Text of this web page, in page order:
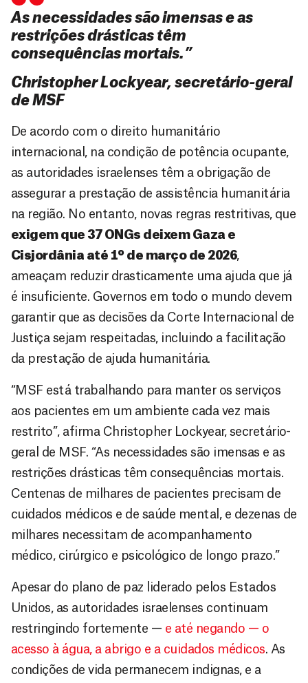
As necessidades são imensas e as
restrições drásticas têm
consequências mortais.”
Christopher Lockyear, secretário-geral
de MSF
De acordo com o direito humanitário
internacional, na condição de potência ocupante,
as autoridades israelenses têm a obrigação de
assegurar a prestação de assistência humanitária
na região. No entanto, novas regras restritivas, que
exigem que 37 ONGs deixem Gaza e
Cisjordânia até 1º de março de 2026,
ameaçam reduzir drasticamente uma ajuda que já
é insuficiente. Governos em todo o mundo devem
garantir que as decisões da Corte Internacional de
Justiça sejam respeitadas, incluindo a facilitação
da prestação de ajuda humanitária.
“MSF está trabalhando para manter os serviços
aos pacientes em um ambiente cada vez mais
restrito”, afirma Christopher Lockyear, secretário-
geral de MSF. “As necessidades são imensas e as
restrições drásticas têm consequências mortais.
Centenas de milhares de pacientes precisam de
cuidados médicos e de saúde mental, e dezenas de
milhares necessitam de acompanhamento
médico, cirúrgico e psicológico de longo prazo.”
Apesar do plano de paz liderado pelos Estados
Unidos, as autoridades israelenses continuam
restringindo fortemente — e até negando — o
acesso à água, a abrigo e a cuidados médicos. As
condições de vida permanecem indignas, e a